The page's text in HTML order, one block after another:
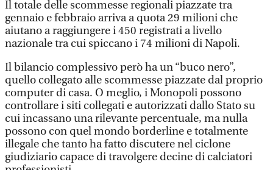
Il totale delle scommesse regionali piazzate tra
gennaio e febbraio arriva a quota 29 milioni che
aiutano a raggiungere i 450 registrati a livello
nazionale tra cui spiccano i 74 milioni di Napoli.
Il bilancio complessivo però ha un “buco nero”,
quello collegato alle scommesse piazzate dal proprio
computer di casa. O meglio, i Monopoli possono
controllare i siti collegati e autorizzati dallo Stato su
cui incassano una rilevante percentuale, ma nulla
possono con quel mondo borderline e totalmente
illegale che tanto ha fatto discutere nel ciclone
giudiziario capace di travolgere decine di calciatori